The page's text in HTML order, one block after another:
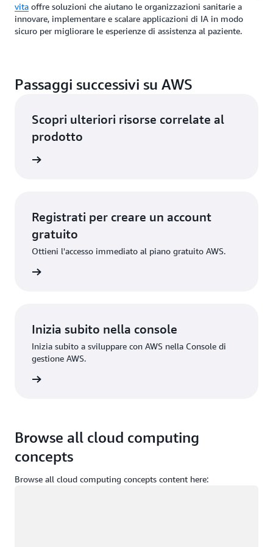
vita offre soluzioni che aiutano le organizzazioni sanitarie a
innovare, implementare e scalare applicazioni di IA in modo
sicuro per migliorare le esperienze di assistenza al paziente.
Passaggi successivi su AWS
Scopri ulteriori risorse correlate al
prodotto
Registrati per creare un account
gratuito
Ottieni l'accesso immediato al piano gratuito AWS.
Inizia subito nella console
Inizia subito a sviluppare con AWS nella Console di
gestione AWS.
Browse all cloud computing
concepts
Browse all cloud computing concepts content here: